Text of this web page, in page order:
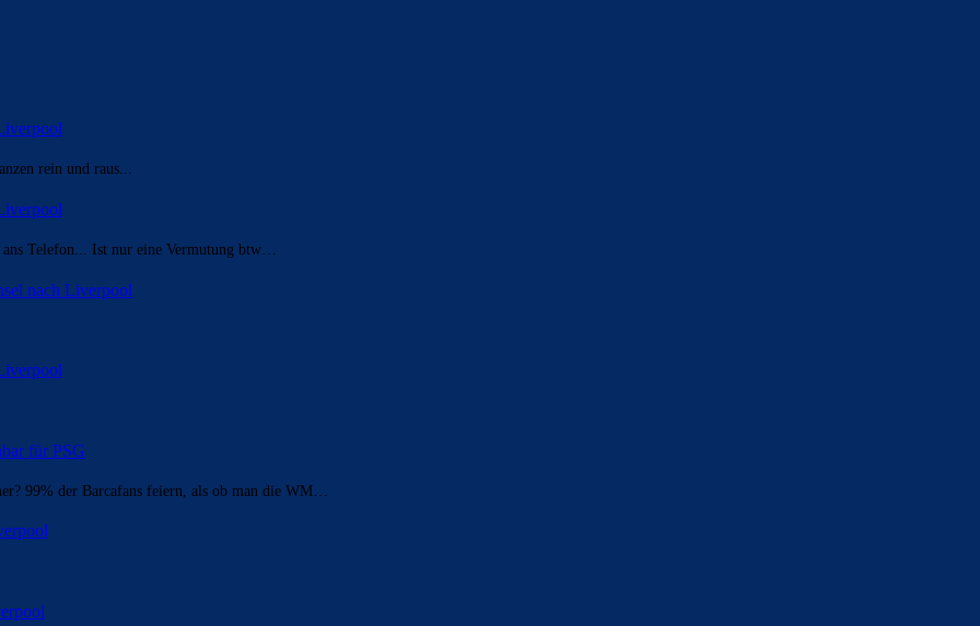
rein und raus...
Telefon... Ist nur eine Vermutung btw…
nach Liverpool
für PSG
99% der Barcafans feiern, als ob man die WM…